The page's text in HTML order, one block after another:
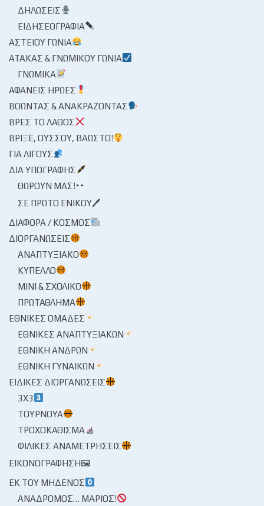
ΔΗΛΏΣΕΙΣ
ΕΙΔΗΣΕΟΓΡΑΦΊΑ
ΑΣΤΕΊΟΥ ΓΩΝΊΑ
ΑΤΆΚΑΣ & ΓΝΩΜΙΚΟΎ ΓΩΝΊΑ
ΓΝΩΜΙΚΆ
ΑΦΑΝΕΊΣ ΉΡΩΕΣ
ΒΟΏΝΤΑΣ & ΑΝΑΚΡΆΖΟΝΤΑΣ
ΒΡΕΣ ΤΟ ΛΆΘΟΣ
ΒΡΊΞΕ, ΟΎΣΣΟΥ, ΒΆΩΣΤΟ!
ΓΙΑ ΛΊΓΟΥΣ
ΔΙΑ ΥΠΟΓΡΑΦΉΣ
ΘΩΡΟΎΝ ΜΑΣ!
ΣΕ ΠΡΏΤΟ ΕΝΙΚΟΎ🖊
ΔΙΆΦΟΡΑ / ΚΌΣΜΟΣ
ΔΙΟΡΓΑΝΏΣΕΙΣ
ΑΝΑΠΤΥΞΙΑΚΌ
ΚΎΠΕΛΛΟ
ΜΊΝΙ & ΣΧΟΛΙΚΌ
ΠΡΩΤΆΘΛΗΜΑ
ΕΘΝΙΚΈΣ ΟΜΆΔΕΣ
ΕΘΝΙΚΈΣ ΑΝΑΠΤΥΞΙΑΚΏΝ
ΕΘΝΙΚΉ ΑΝΔΡΏΝ
ΕΘΝΙΚΉ ΓΥΝΑΙΚΏΝ
ΕΙΔΙΚΈΣ ΔΙΟΡΓΑΝΏΣΕΙΣ
3X3
ΤΟΥΡΝΟΥΆ
ΤΡΟΧΟΚΆΘΙΣΜΑ
ΦΙΛΙΚΈΣ ΑΝΑΜΕΤΡΉΣΕΙΣ
ΕΙΚΟΝΟΓΡΆΦΗΣΗ🖼
ΕΚ ΤΟΥ ΜΗΔΕΝΌΣ
ΑΝΆΔΡΟΜΟΣ… ΜΆΡΙΟΣ!